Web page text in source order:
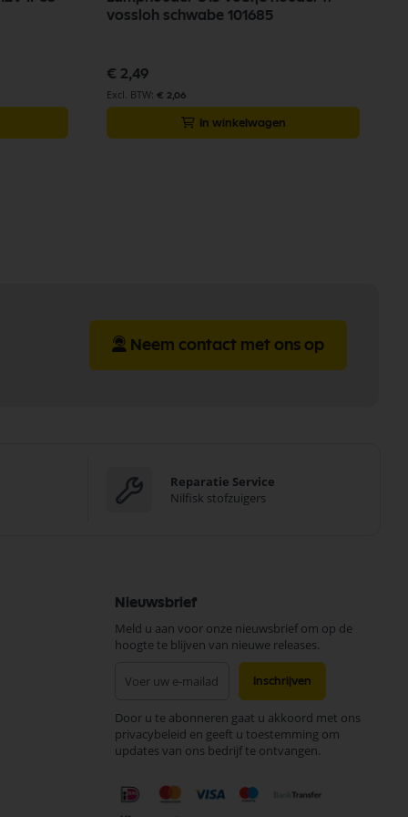
vossloh schwabe 101685
€ 2,49
€ 2,06
In winkelwagen
Neem contact met ons op
Reparatie Service
Nilfisk stofzuigers
Nieuwsbrief
Meld u aan voor onze nieuwsbrief om op de
hoogte te blijven van nieuwe releases.
onze
nieuwsbrief
Inschrijven
Door u te abonneren gaat u akkoord met ons
privacybeleid en geeft u toestemming om
updates van ons bedrijf te ontvangen.